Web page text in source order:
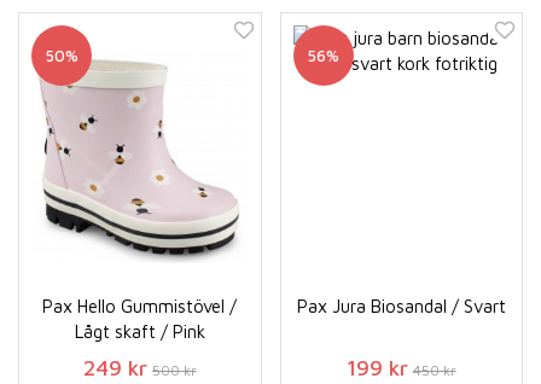
50%
Pax Hello Gummistövel /
Lågt skaft / Pink
249 kr 500 kr
56%
Pax Jura Biosandal / Svart
199 kr 450 kr